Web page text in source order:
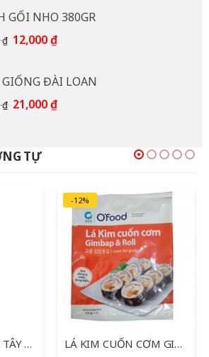
92,000 ₫.là:
85,000 ₫.
GỐI NHO 380GR
₫ Giá
15,000 ₫.
12,000₫Giá
là:
12,000 ₫.
GIỐNG ĐÀI LOAN
₫ Giá
33,000 ₫.
21,000₫Giá
TỰ
NƯỚC MẮM ÔNG TÂY 900ML
-12%
LÁ KIM CUỐN CƠM GIMBAB 10G